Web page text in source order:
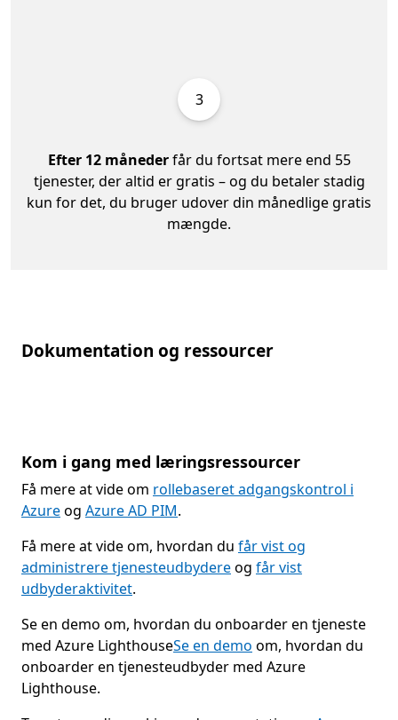
3
Efter 12 månederfår du fortsat mere end 55
tjenester, der altid er gratis – og du betaler stadig
kun for det, du bruger udover din månedlige gratis
mængde.
Dokumentation og ressourcer
Kom i gang med læringsressourcer
Få mere at vide om rollebaseret adgangskontrol i
Azureog Azure AD PIM.
Få mere at vide om, hvordan du får vist og
administrere tjenesteudbydereog får vist
udbyderaktivitet.
Se en demo om, hvordan du onboarder en tjeneste
med Azure LighthouseSe en demo om, hvordan du
onboarder en tjenesteudbyder med Azure
Lighthouse.